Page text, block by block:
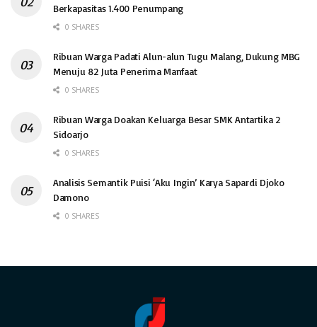
Berkapasitas 1.400 Penumpang
0 SHARES
Ribuan Warga Padati Alun-alun Tugu Malang, Dukung MBG
Menuju 82 Juta Penerima Manfaat
0 SHARES
Ribuan Warga Doakan Keluarga Besar SMK Antartika 2
Sidoarjo
0 SHARES
Analisis Semantik Puisi ‘Aku Ingin’ Karya Sapardi Djoko
Damono
0 SHARES